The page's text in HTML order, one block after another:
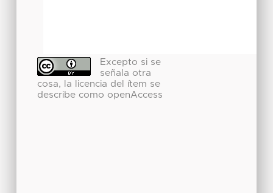
Excepto si se
señala otra
cosa, la licencia del ítem se
describe como openAccess